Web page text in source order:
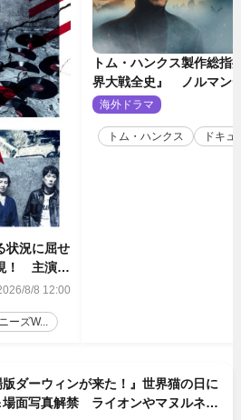
状況に屈せ
！ 主演舞
ュアル解禁
8/8 12:00
ーズW...
トム・ハンクス製作総指
界大戦全史』 ノルマン
壮絶な戦場を収めた特別
海外ドラマ
トム・ハンクス ドキ
ダーウィンが来た！』世界猫の日に
場面写真解禁 ライオンやマヌルネコ